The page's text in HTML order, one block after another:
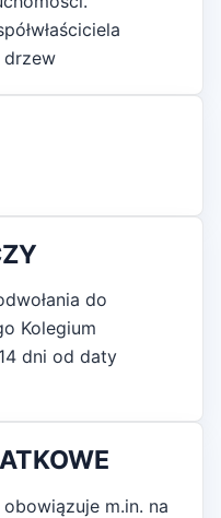
drzew
do
Kolegium
dni od daty
m.in. na